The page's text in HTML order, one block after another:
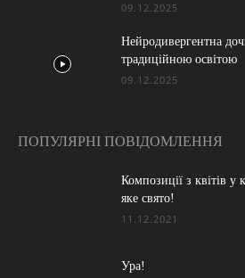
09.12.2025
Нейродивергентна
традиційною освітою
09.12.2025
ПОПУЛЯРНІ ПОВІДОМЛЕННЯ
Композиції з квітів
яке свято!
11.12.2021
Ура!